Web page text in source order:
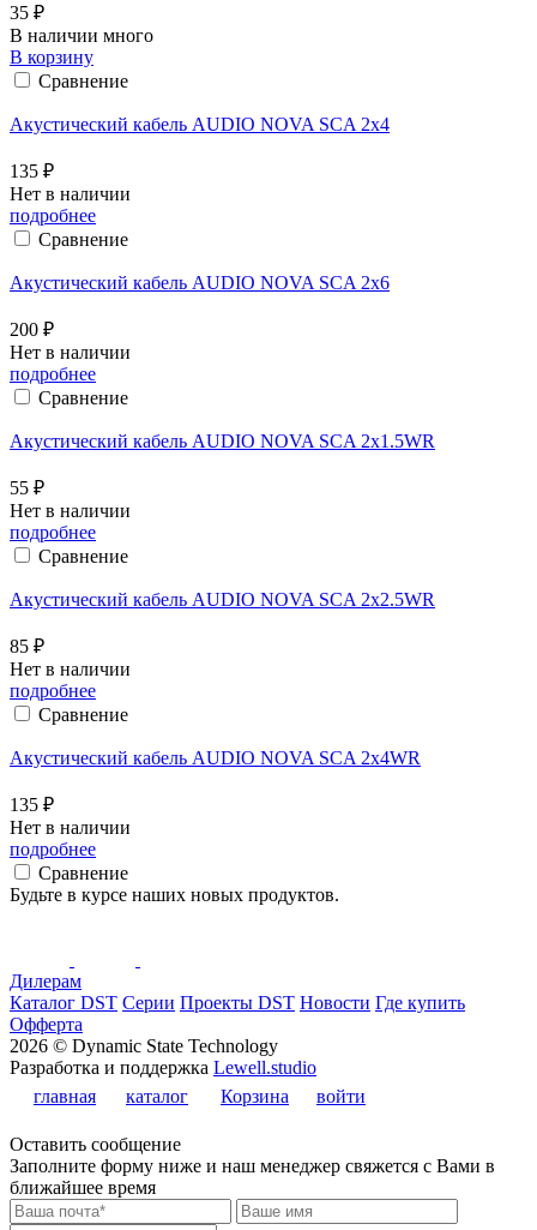
35 ₽
В наличии много
В корзину
Сравнение
Акустический кабель AUDIO NOVA SCA 2x4
135 ₽
Нет в наличии
подробнее
Сравнение
Акустический кабель AUDIO NOVA SCA 2x6
200 ₽
Нет в наличии
подробнее
Сравнение
Акустический кабель AUDIO NOVA SCA 2x1.5WR
55 ₽
Нет в наличии
подробнее
Сравнение
Акустический кабель AUDIO NOVA SCA 2x2.5WR
85 ₽
Нет в наличии
подробнее
Сравнение
Акустический кабель AUDIO NOVA SCA 2x4WR
135 ₽
Нет в наличии
подробнее
Сравнение
Будьте в курсе наших новых продуктов.
Дилерам
Каталог DST Серии Проекты DST Новости Где купить
Офферта
2026 © Dynamic State Technology
Разработка и поддержка Lewell.studio
главная
каталог Корзина войти
Оставить сообщение
Заполните форму ниже и наш менеджер свяжется с Вами в
ближайшее время